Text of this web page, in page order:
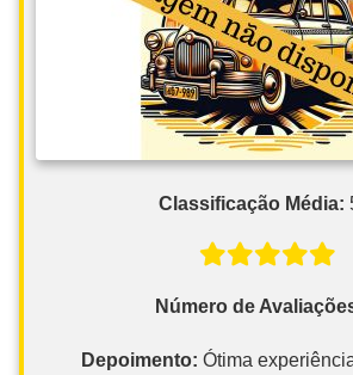
Classificação Média:
Número de
Depoimento: Ótima